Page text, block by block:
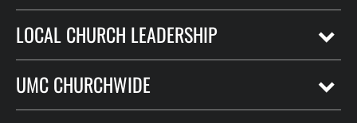
LOCAL CHURCH LEADERSHIP
UMC CHURCHWIDE